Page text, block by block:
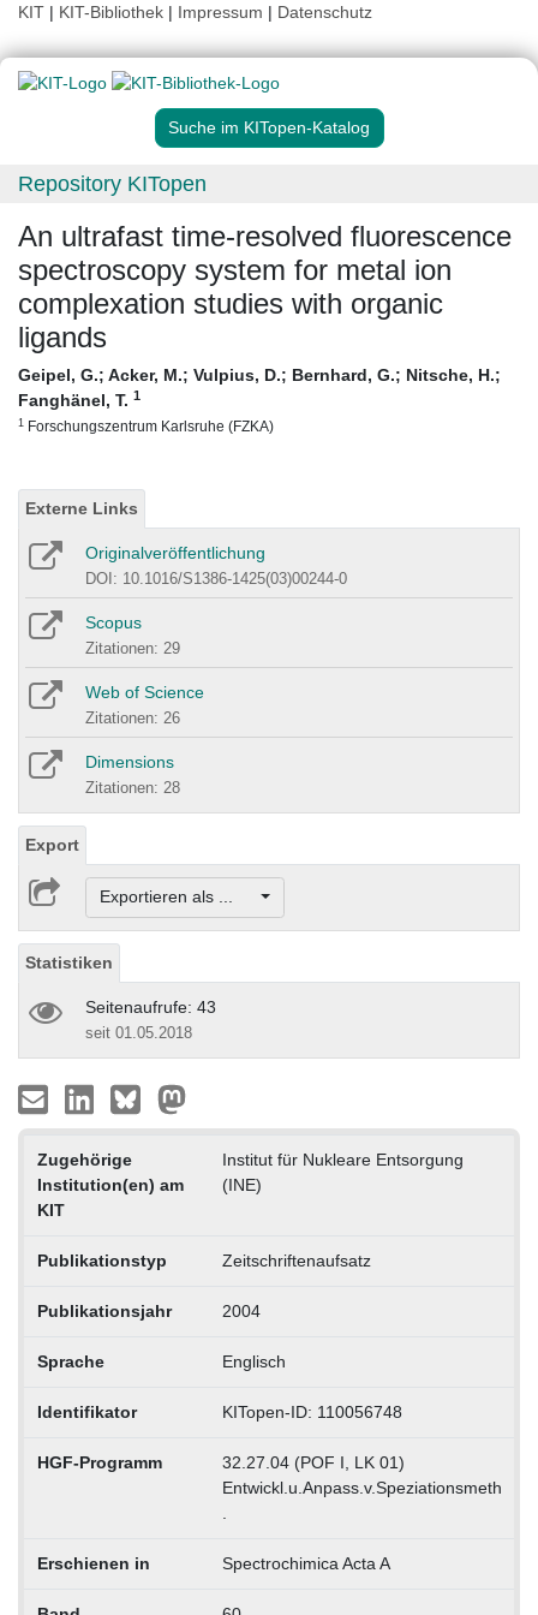
KIT | KIT-Bibliothek | Impressum | Datenschutz
Suche im KITopen-Katalog
Repository KITopen
An ultrafast time-resolved fluorescence
spectroscopy system for metal ion
complexation studies with organic
ligands
Geipel, G.; Acker, M.; Vulpius, D.; Bernhard, G.; Nitsche, H.;
Fanghänel, T. 1
1 Forschungszentrum Karlsruhe (FZKA)
Externe Links
Originalveröffentlichung
DOI: 10.1016/S1386-1425(03)00244-0
Scopus
Zitationen: 29
Web of Science
Zitationen: 26
Dimensions
Zitationen: 28
Export
Exportieren als ...
Statistiken
Seitenaufrufe: 43
seit 01.05.2018
Zugehörige
Institution(en) am
KIT
Institut für Nukleare Entsorgung
(INE)
Publikationstyp Zeitschriftenaufsatz
Publikationsjahr 2004
Sprache Englisch
Identifikator KITopen-ID: 110056748
HGF-Programm
32.27.04 (POF I, LK 01)
Entwickl.u.Anpass.v.Speziationsmeth
Erschienen in Spectrochimica Acta A